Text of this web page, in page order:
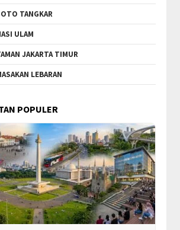
TANGKAR
ULAM
JAKARTA TIMUR
LEBARAN
POPULER